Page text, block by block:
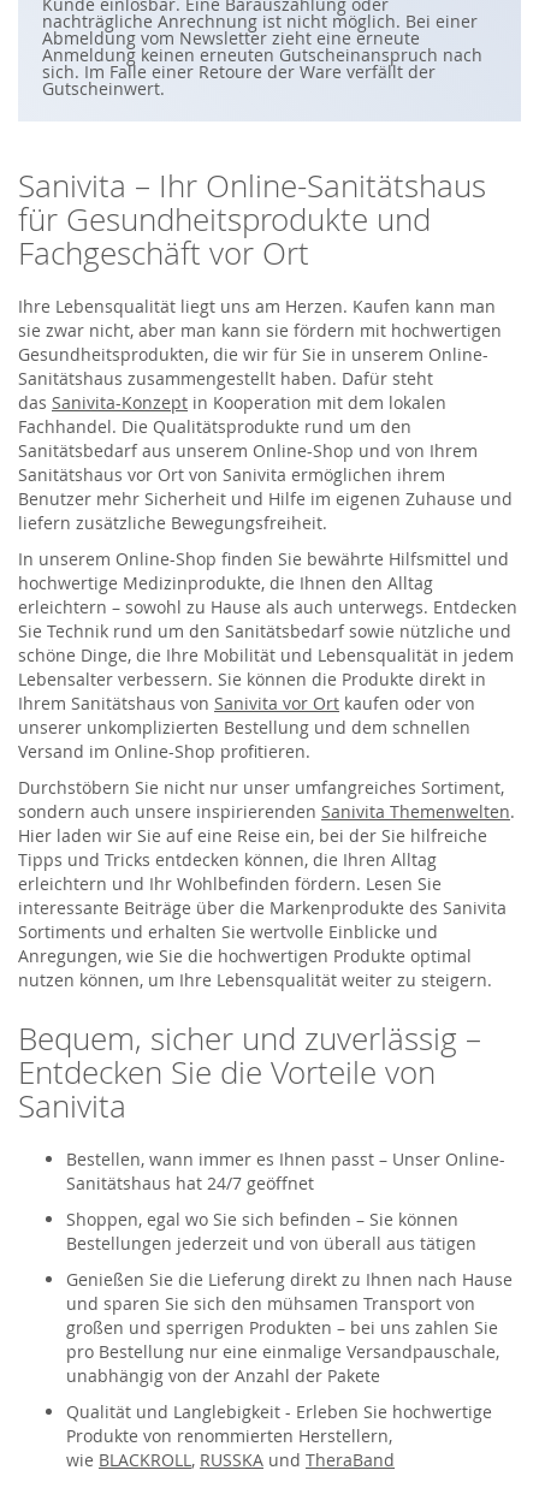
i
e
s
i
c
f
n
s
e
r
e
n
e
s
l
e
t
t
e
r
a
n
Kunde einlösbar. Eine Barauszahlung oder
nachträgliche Anrechnung ist nicht möglich. Bei einer
Abmeldung vom Newsletter zieht eine erneute
Anmeldung keinen erneuten Gutscheinanspruch nach
sich. Im Falle einer Retoure der Ware verfällt der
Gutscheinwert.
Sanivita – Ihr Online-Sanitätshaus
für Gesundheitsprodukte und
Fachgeschäft vor Ort
Ihre Lebensqualität liegt uns am Herzen. Kaufen kann man
sie zwar nicht, aber man kann sie fördern mit hochwertigen
Gesundheitsprodukten, die wir für Sie in unserem Online-
Sanitätshaus zusammengestellt haben. Dafür steht
das Sanivita-Konzept in Kooperation mit dem lokalen
Fachhandel. Die Qualitätsprodukte rund um den
Sanitätsbedarf aus unserem Online-Shop und von Ihrem
Sanitätshaus vor Ort von Sanivita ermöglichen ihrem
Benutzer mehr Sicherheit und Hilfe im eigenen Zuhause und
liefern zusätzliche Bewegungsfreiheit.
In unserem Online-Shop finden Sie bewährte Hilfsmittel und
hochwertige Medizinprodukte, die Ihnen den Alltag
erleichtern – sowohl zu Hause als auch unterwegs. Entdecken
Sie Technik rund um den Sanitätsbedarf sowie nützliche und
schöne Dinge, die Ihre Mobilität und Lebensqualität in jedem
Lebensalter verbessern. Sie können die Produkte direkt in
Ihrem Sanitätshaus von Sanivita vor Ort kaufen oder von
unserer unkomplizierten Bestellung und dem schnellen
Versand im Online-Shop profitieren.
Durchstöbern Sie nicht nur unser umfangreiches Sortiment,
sondern auch unsere inspirierenden Sanivita Themenwelten.
Hier laden wir Sie auf eine Reise ein, bei der Sie hilfreiche
Tipps und Tricks entdecken können, die Ihren Alltag
erleichtern und Ihr Wohlbefinden fördern. Lesen Sie
interessante Beiträge über die Markenprodukte des Sanivita
Sortiments und erhalten Sie wertvolle Einblicke und
Anregungen, wie Sie die hochwertigen Produkte optimal
nutzen können, um Ihre Lebensqualität weiter zu steigern.
Bequem, sicher und zuverlässig –
Entdecken Sie die Vorteile von
Sanivita
Bestellen, wann immer es Ihnen passt – Unser Online-
Sanitätshaus hat 24/7 geöffnet
Shoppen, egal wo Sie sich befinden – Sie können
Bestellungen jederzeit und von überall aus tätigen
Genießen Sie die Lieferung direkt zu Ihnen nach Hause
und sparen Sie sich den mühsamen Transport von
großen und sperrigen Produkten – bei uns zahlen Sie
pro Bestellung nur eine einmalige Versandpauschale,
unabhängig von der Anzahl der Pakete
Qualität und Langlebigkeit - Erleben Sie hochwertige
Produkte von renommierten Herstellern,
wie BLACKROLL, RUSSKA und TheraBand